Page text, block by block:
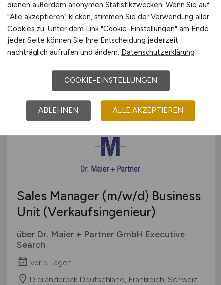
Vertriebsleiter Schweiz(m/w/d)
GEDORE Gruppe
Remscheid
Sales Manager (m/w/d) Business
Unit (Verkaufsingenieur)
über Dr. Maier + Partner GmbH Executive
Search
vor 5 Tagen
Dreiländereck Deutschland, Frankreich, Schweiz
dienen außerdem anonymen Statistikzwecken. Wenn Sie auf
"Alle akzeptieren" klicken, stimmen Sie der Verwendung aller
Cookies zu. Unter dem Link "Cookie-Einstellungen" am Ende
jeder Seite können Sie Ihre Entscheidung jederzeit
nachträglich aufrufen und ändern. Datenschutzerklärung
COOKIE-EINSTELLUNGEN
ABLEHNEN ALLE AKZEPTIEREN